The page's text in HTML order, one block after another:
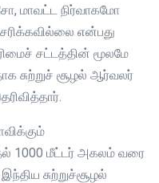
மாவட்ட நிர்வாகமோ
என்பது
சட்டத்தின் மூலமே
சுற்றுச் சூழல் ஆர்வலர்
1000 மீட்டர் அகலம் வரை
சுற்றுச்சூழல்